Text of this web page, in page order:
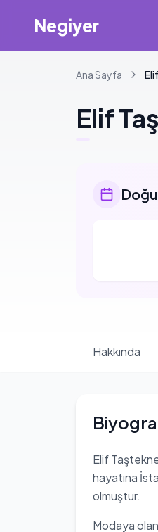
Negiyer
Ana Sayfa Elif
Elif
Hakkında
Elif
hayatına
olmuştur.
Modaya